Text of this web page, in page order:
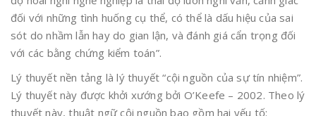
đối với những tình huống cụ thể, có thể là dấu hiệu của sai
sót do nhầm lẫn hay do gian lận, và đánh giá cẩn trọng đối
với các bằng chứng kiểm toán”.
Lý thuyết nền tảng là lý thuyết “cội nguồn của sự tín nhiệm”.
Lý thuyết này được khởi xướng bởi O’Keefe – 2002. Theo lý
thuyết này, thuật ngữ cội nguồn bao gồm hai yếu tố: